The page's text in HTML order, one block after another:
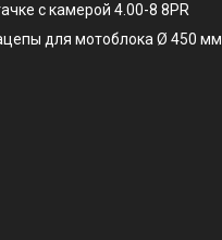
с камерой 4.00-8 8PR
для мотоблока Ø 450 мм